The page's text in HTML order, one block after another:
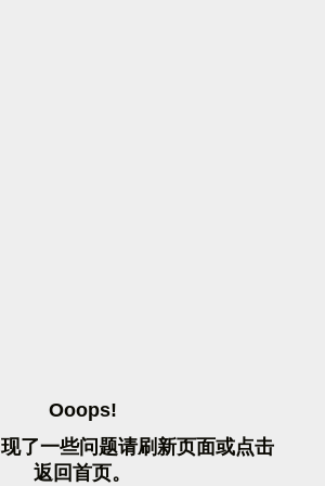
OOOPS!
现了一些问题请刷 新页面或点击
返 回首页。